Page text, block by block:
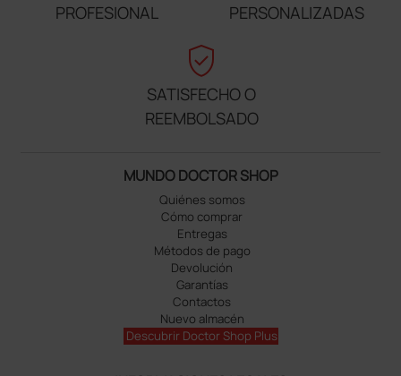
PROFESIONAL
PERSONALIZADAS
verified_user
SATISFECHO O
REEMBOLSADO
MUNDO DOCTOR SHOP
Quiénes somos
Cómo comprar
Entregas
Métodos de pago
Devolución
Garantías
Contactos
Nuevo almacén
Descubrir Doctor Shop Plus